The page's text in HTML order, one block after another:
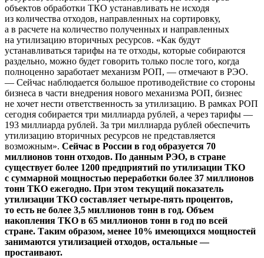
объектов обработки ТКО устанавливать не исходя
из количества отходов, направленных на сортировку,
а в расчете на количество полученных и направленных
на утилизацию вторичных ресурсов. «Как будут
устанавливаться тарифы на те отходы, которые собираются
раздельно, можно будет говорить только после того, когда
полноценно заработает механизм РОП, — отмечают в РЭО.
— Сейчас наблюдается большое противодействие со стороны
бизнеса в части внедрения нового механизма РОП, бизнес
не хочет нести ответственность за утилизацию. В рамках РОП
сегодня собирается три миллиарда рублей, а через тарифы —
193 миллиарда рублей. За три миллиарда рублей обеспечить
утилизацию вторичных ресурсов не представляется
возможным». Сейчас в России в год образуется 70
миллионов тонн отходов. По данным РЭО, в стране
существует более 1200 предприятий по утилизации ТКО
с суммарной мощностью переработки более 37 миллионов
тонн ТКО ежегодно. При этом текущий показатель
утилизации ТКО составляет четыре-пять процентов,
то есть не более 3,5 миллионов тонн в год. Объем
накопления ТКО в 65 миллионов тонн в год по всей
стране. Таким образом, менее 10% имеющихся мощностей
занимаются утилизацией отходов, остальные —
простаивают.